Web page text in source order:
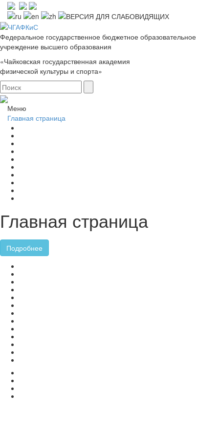
Федеральное государственное бюджетное образовательное
учреждение высшего образования
«Чайковская государственная академия
физической культуры и спорта»
Меню
Главная страница
Главная страница
Подробнее